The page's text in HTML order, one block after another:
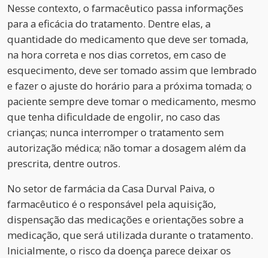
Nesse contexto, o farmacêutico passa informações
para a eficácia do tratamento. Dentre elas, a
quantidade do medicamento que deve ser tomada,
na hora correta e nos dias corretos, em caso de
esquecimento, deve ser tomado assim que lembrado
e fazer o ajuste do horário para a próxima tomada; o
paciente sempre deve tomar o medicamento, mesmo
que tenha dificuldade de engolir, no caso das
crianças; nunca interromper o tratamento sem
autorização médica; não tomar a dosagem além da
prescrita, dentre outros.
No setor de farmácia da Casa Durval Paiva, o
farmacêutico é o responsável pela aquisição,
dispensação das medicações e orientações sobre a
medicação, que será utilizada durante o tratamento.
Inicialmente, o risco da doença parece deixar os